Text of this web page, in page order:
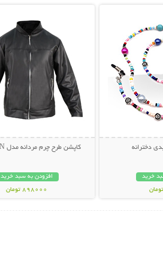
دخترانه
خرید
کاپشن طرح چرم مردانه مدل DARMAN
افزودن به سبد خرید
898000 تومان